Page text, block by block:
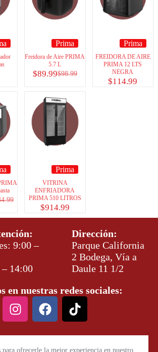
ofrecerle la mejor experiencia en nuestro
Prima
Freidora de Aire PRIMA
5.7 L
$98.99
$89.99
Prima
FREIDORA DE AIRE
PRIMA 12 LTS
NEGRA
$114.99
Prima
VITRINA
ENFRIADORA
PRIMA 510 LITROS
$914.99
9:00 –
– 14:00
Dirección:
Parque California
2 Bodega, Vía a
Daule 11 1/2
en nuestras redes sociales: